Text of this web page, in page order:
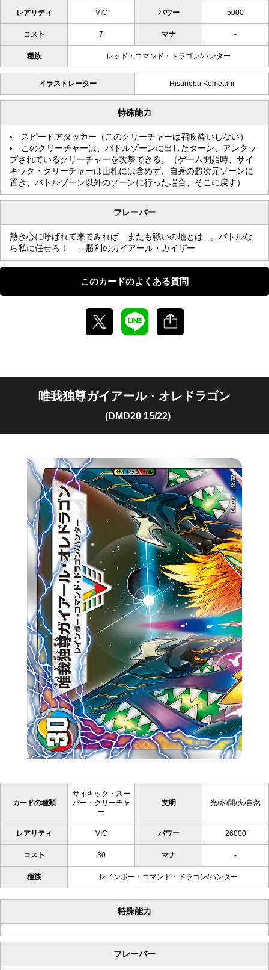
レアリティ VIC パワー 5000
コスト 7 マナ -
種族 レッド・コマンド・ドラゴン/ハンター
イラストレーター Hisanobu Kometani
特殊能力
スピードアタッカー（このクリーチャーは召喚酔いしない）
このクリーチャーは、バトルゾーンに出したターン、アンタッ
プされているクリーチャーを攻撃できる。（ゲーム開始時、サイ
キック・クリーチャーは山札には含めず、自身の超次元ゾーンに
置き、バトルゾーン以外のゾーンに行った場合、そこに戻す）
フレーバー
熱き心に呼ばれて来てみれば、またも戦いの地とは...。バトルな
ら私に任せろ！ ---勝利のガイアール・カイザー
このカードのよくある質問
唯我独尊ガイアール・オレドラゴン
(DMD20 15/22)
カードの種類
サイキック・スー
パー・クリーチャ
ー
文明 光/水/闇/火/自然
レアリティ VIC パワー 26000
コスト 30 マナ -
種族 レインボー・コマンド・ドラゴン/ハンター
特殊能力
フレーバー